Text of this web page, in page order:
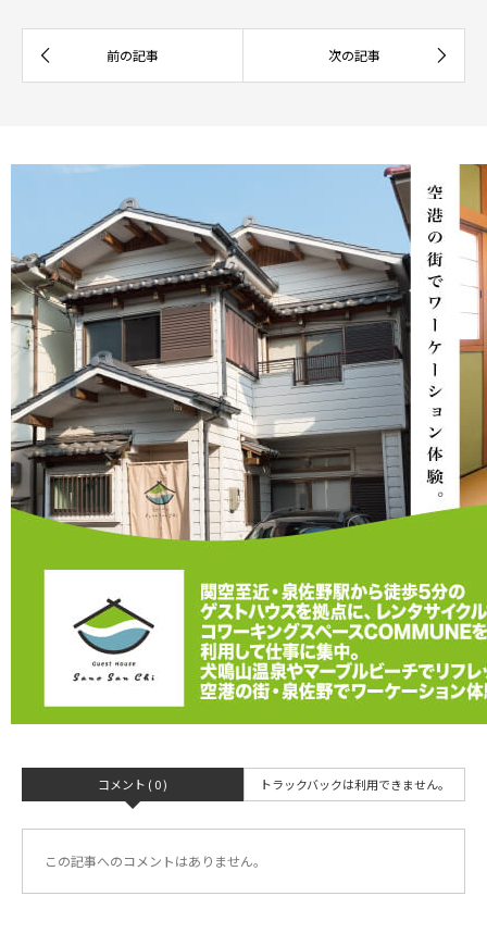
コメント ( 0 ) トラックバックは利用できません。
この記事へのコメントはありません。